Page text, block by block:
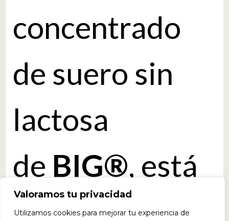
Valoramos tu privacidad
Utilizamos cookies para mejorar tu experiencia de
concentrado
de suero sin
lactosa
de BIG®, está
elaborada con